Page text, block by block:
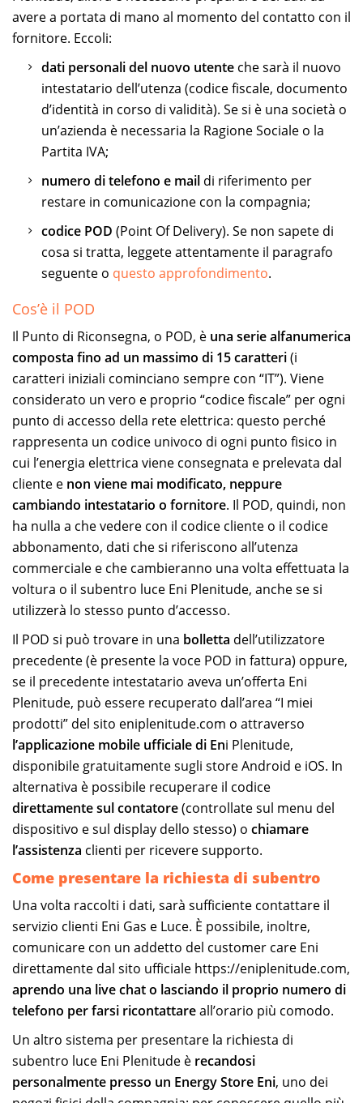
avere a portata di mano al momento del contatto con il
fornitore. Eccoli:
dati personali del nuovo utente che sarà il nuovo
intestatario dell’utenza (codice fiscale, documento
d’identità in corso di validità). Se si è una società o
un’azienda è necessaria la Ragione Sociale o la
Partita IVA;
numero di telefono e mail di riferimento per
restare in comunicazione con la compagnia;
codice POD (Point Of Delivery). Se non sapete di
cosa si tratta, leggete attentamente il paragrafo
seguente o questo approfondimento.
Cos’è il POD
Il Punto di Riconsegna, o POD, è una serie alfanumerica
composta fino ad un massimo di 15 caratteri(i
caratteri iniziali cominciano sempre con “IT”). Viene
considerato un vero e proprio “codice fiscale” per ogni
punto di accesso della rete elettrica: questo perché
rappresenta un codice univoco di ogni punto fisico in
cui l’energia elettrica viene consegnata e prelevata dal
cliente e non viene mai modificato, neppure
cambiando intestatario o fornitore. Il POD, quindi, non
ha nulla a che vedere con il codice cliente o il codice
abbonamento, dati che si riferiscono all’utenza
commerciale e che cambieranno una volta effettuata la
voltura o il subentro luce Eni Plenitude, anche se si
utilizzerà lo stesso punto d’accesso.
Il POD si può trovare in una bolletta dell’utilizzatore
precedente (è presente la voce POD in fattura) oppure,
se il precedente intestatario aveva un’offerta Eni
Plenitude, può essere recuperato dall’area “I miei
prodotti” del sito eniplenitude.com o attraverso
l’applicazione mobile ufficiale di Eni Plenitude,
disponibile gratuitamente sugli store Android e iOS. In
alternativa è possibile recuperare il codice
direttamente sul contatore(controllate sul menu del
dispositivo e sul display dello stesso) o chiamare
l’assistenza clienti per ricevere supporto.
Come presentare la richiesta di subentro
Una volta raccolti i dati, sarà sufficiente contattare il
servizio clienti Eni Gas e Luce. È possibile, inoltre,
comunicare con un addetto del customer care Eni
direttamente dal sito ufficiale https://eniplenitude.com,
aprendo una live chat o lasciando il proprio numero di
telefono per farsi ricontattareall’orario più comodo.
Un altro sistema per presentare la richiesta di
subentro luce Eni Plenitude è recandosi
personalmente presso un Energy Store Eni, uno dei